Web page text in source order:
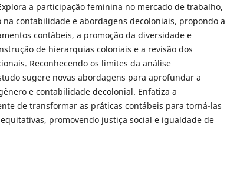
a participação feminina no mercado de trabalho,
na contabilidade e abordagens decoloniais, propondo a
contábeis, a promoção da diversidade e
de hierarquias coloniais e a revisão dos
Reconhecendo os limites da análise
sugere novas abordagens para aprofundar a
e contabilidade decolonial. Enfatiza a
de transformar as práticas contábeis para torná-las
promovendo justiça social e igualdade de